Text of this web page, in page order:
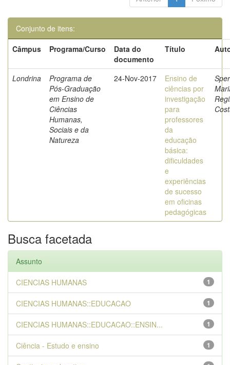
Conjunto de itens:
Câmpus
Programa/Curso
Data do
documento
Título
Londrina
Programa de
Pós-Graduação
em Ensino de
Ciências
Humanas,
Sociais e da
Natureza
24-Nov-2017
Ensino de
ciências por
investigação
para
professores
da
educação
básica:
dificuldades
e
experiências
de sucesso
em oficinas
pedagógicas
Busca facetada
Assunto
1
CIENCIAS HUMANAS
1
CIENCIAS HUMANAS::EDUCACAO
1
CIENCIAS HUMANAS::EDUCACAO::ENSIN...
1
Ciência - Estudo e ensino